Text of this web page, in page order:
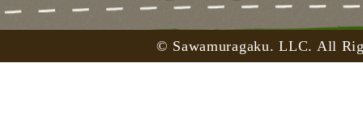
© Sawamuragaku. LLC. All